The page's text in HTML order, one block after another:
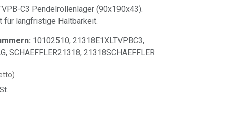
C3 Pendelrollenlager (90x190x43).
für langfristige Haltbarkeit.
10102510, 21318E1XLTVPBC3,
SCHAEFFLER21318, 21318SCHAEFFLER